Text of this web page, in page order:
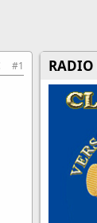
#1 RADIO